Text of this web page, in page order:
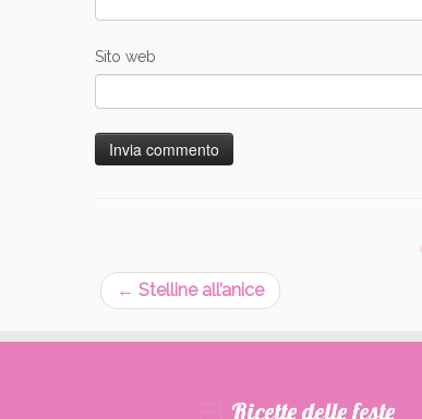
Sito web
← Stelline all’anice
Ricette delle feste